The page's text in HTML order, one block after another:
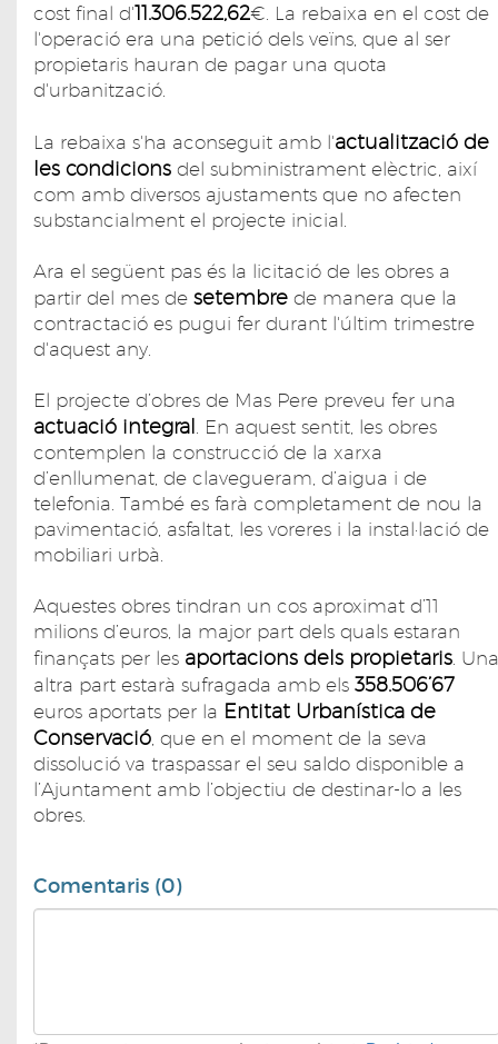
cost final d'11.306.522,62€. La rebaixa en el cost de
l'operació era una petició dels veïns, que al ser
propietaris hauran de pagar una quota
d'urbanització.
La rebaixa s'ha aconseguit amb l'actualització de
les condicions del subministrament elèctric, així
com amb diversos ajustaments que no afecten
substancialment el projecte inicial.
Ara el següent pas és la licitació de les obres a
partir del mes de setembre de manera que la
contractació es pugui fer durant l'últim trimestre
d'aquest any.
El projecte d’obres de Mas Pere preveu fer una
actuació integral . En aquest sentit, les obres
contemplen la construcció de la xarxa
d’enllumenat, de clavegueram, d’aigua i de
telefonia. També es farà completament de nou la
pavimentació, asfaltat, les voreres i la instal·lació de
mobiliari urbà.
Aquestes obres tindran un cos aproximat d’11
milions d’euros, la major part dels quals estaran
finançats per les aportacions dels propietaris. Una
altra part estarà sufragada amb els 358.506’67
euros aportats per la Entitat Urbanística de
Conservació, que en el moment de la seva
dissolució va traspassar el seu saldo disponible a
l’Ajuntament amb l’objectiu de destinar-lo a les
obres.
Comentaris (0)